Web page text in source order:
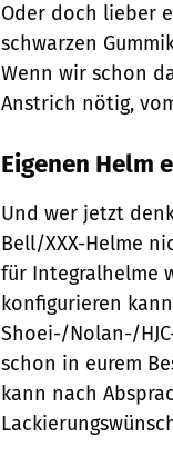
Oder doch lieber
schwarzen
Wenn wir schon
Anstrich nötig,
Eigenen Helm
Und wer jetzt
Bell/XXX-Helme
für Integralhelme
konfigurieren
Shoei-/Nolan-/
schon in eurem
kann nach